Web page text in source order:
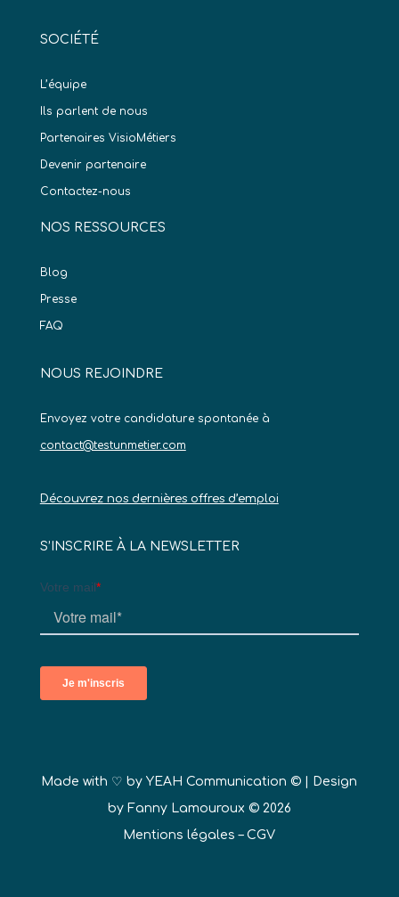
SOCIÉTÉ
L’équipe
Ils parlent de nous
Partenaires VisioMétiers
Devenir partenaire
Contactez-nous
NOS RESSOURCES
Blog
Presse
FAQ
NOUS REJOINDRE
Envoyez votre candidature spontanée à
contact@testunmetier.com
Découvrez nos dernières offres d’emploi
S’INSCRIRE À LA NEWSLETTER
Made with ♡ byYEAH Communication © | Design
by Fanny Lamouroux © 2026
Mentions légales –CGV